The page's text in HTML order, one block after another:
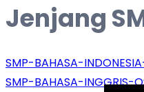
Jenjang
SMP-BAHASA-
SMP-BAHASA-INGGRIS-